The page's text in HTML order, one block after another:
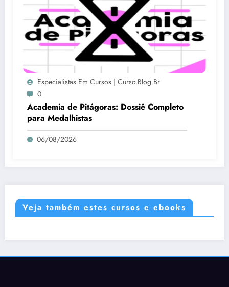
Especialistas Em Cursos | Curso.blog.br
0
Academia de Pitágoras: Dossiê Completo
para Medalhistas
06/08/2026
Veja também estes cursos e ebooks